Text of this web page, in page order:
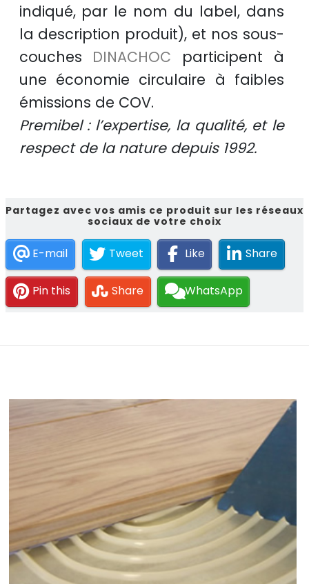
indiqué, par le nom du label, dans
la description produit), et nos sous-
couches DINACHOC participent à
une économie circulaire à faibles
émissions de COV.
Premibel : l’expertise, la qualité, et le
respect de la nature depuis 1992.
Partagez avec vos amis ce produit sur les réseaux
sociaux de votre choix
E-mail Tweet Like Share
Pin this Share WhatsApp